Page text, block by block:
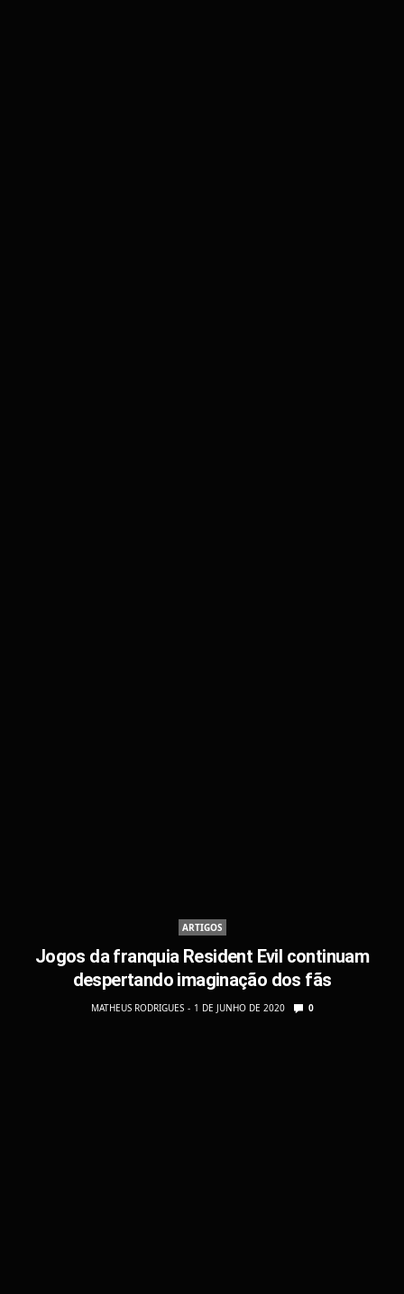
ARTIGOS
Jogos da franquia Resident Evil continuam
despertando imaginação dos fãs
MATHEUS RODRIGUES 1 DE JUNHO DE 2020 0